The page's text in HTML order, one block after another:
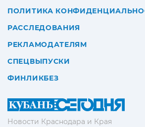
Новости Краснодара и Края
ПОЛИТИКА
РАССЛЕДОВАНИЯ
РЕКЛАМОДАТЕЛЯМ
СПЕЦВЫПУСКИ
ФИНЛИКБЕЗ